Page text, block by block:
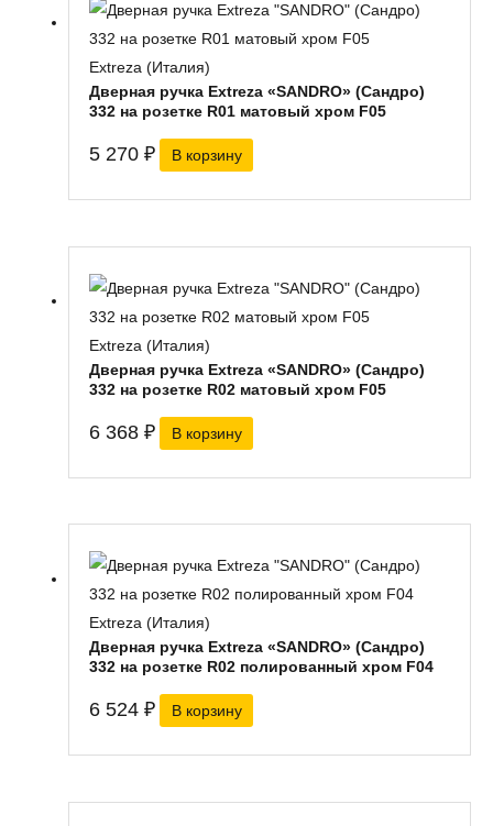
Extreza (Италия)
Дверная ручка Extreza «SANDRO» (Сандро)
332 на розетке R01 матовый хром F05
5 270 ₽ В корзину
Extreza (Италия)
Дверная ручка Extreza «SANDRO» (Сандро)
332 на розетке R02 матовый хром F05
6 368 ₽ В корзину
Extreza (Италия)
Дверная ручка Extreza «SANDRO» (Сандро)
332 на розетке R02 полированный хром F04
6 524 ₽ В корзину